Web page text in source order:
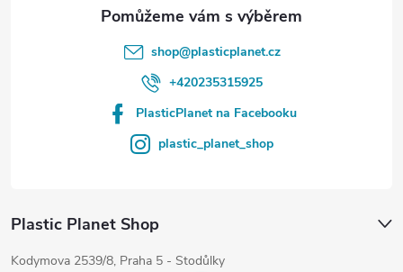
shop@plasticplanet.cz
+420235315925
PlasticPlanet na Facebooku
plastic_planet_shop
Plastic Planet Shop
Kodymova 2539/8, Praha 5 - Stodůlky